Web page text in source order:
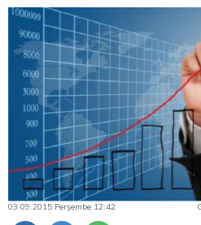
03.09.2015 Perşembe 12:42